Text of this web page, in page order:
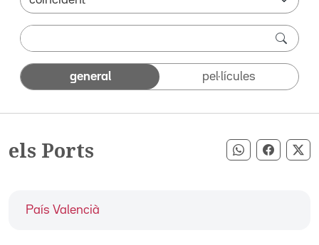
general pel·lícules
els Ports Compartir
País Valencià